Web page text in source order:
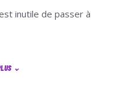
inutile de passer à
⌄